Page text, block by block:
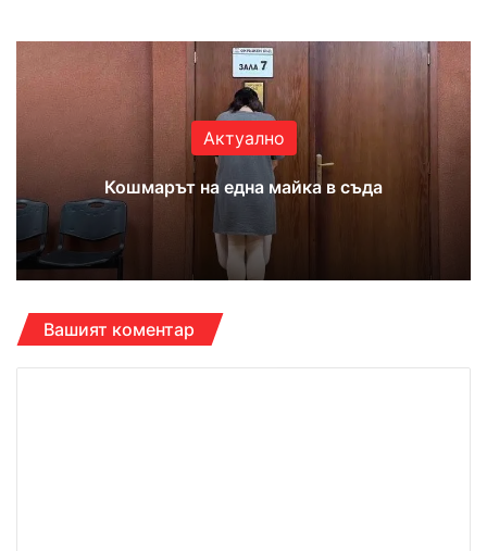
Актуално
Кошмарът на една майка в съда
Вашият коментар